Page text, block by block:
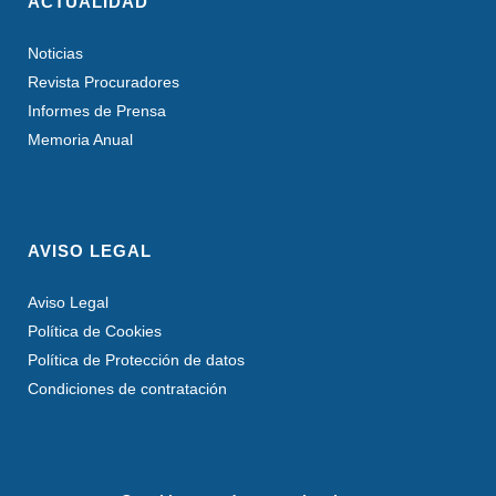
Noticias
Revista Procuradores
Informes de Prensa
Memoria Anual
AVISO LEGAL
Aviso Legal
Política de Cookies
Política de Protección de datos
Condiciones de contratación